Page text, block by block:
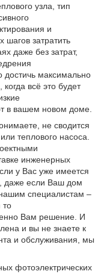
узла, тип
и
шагов затратить
даже без затрат,
достичь максимально
всё это будет
в вашем новом доме.
не сводится
теплового насоса.
инженерных
у Вас уже имеется
даже если Ваш дом
специалистам –
Вам решение. И
и вы не знаете к
и обслуживания, мы
фотоэлектрических